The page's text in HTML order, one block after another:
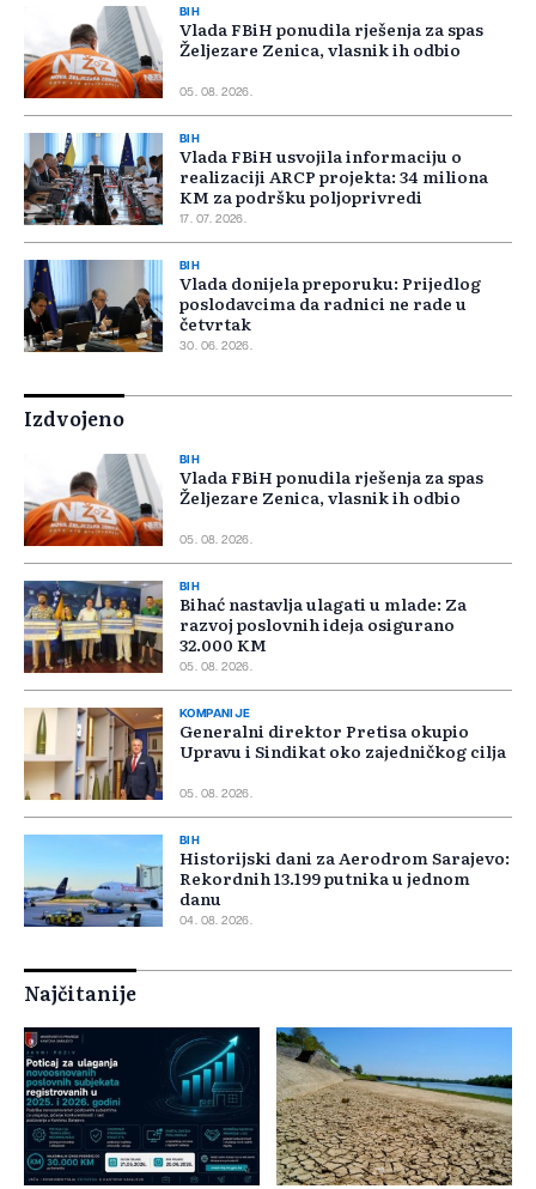
BIH
Vlada FBiH ponudila rješenja za spas
Željezare Zenica, vlasnik ih odbio
05. 08. 2026.
BIH
Vlada FBiH usvojila informaciju o
realizaciji ARCP projekta: 34 miliona
KM za podršku poljoprivredi
17. 07. 2026.
BIH
Vlada donijela preporuku: Prijedlog
poslodavcima da radnici ne rade u
četvrtak
30. 06. 2026.
Izdvojeno
BIH
Vlada FBiH ponudila rješenja za spas
Željezare Zenica, vlasnik ih odbio
05. 08. 2026.
BIH
Bihać nastavlja ulagati u mlade: Za
razvoj poslovnih ideja osigurano
32.000 KM
05. 08. 2026.
KOMPANIJE
Generalni direktor Pretisa okupio
Upravu i Sindikat oko zajedničkog cilja
05. 08. 2026.
BIH
Historijski dani za Aerodrom Sarajevo:
Rekordnih 13.199 putnika u jednom
danu
04. 08. 2026.
Najčitanije